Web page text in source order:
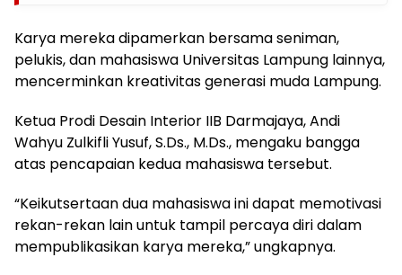
Karya mereka dipamerkan bersama seniman,
pelukis, dan mahasiswa Universitas Lampung lainnya,
mencerminkan kreativitas generasi muda Lampung.
Ketua Prodi Desain Interior IIB Darmajaya, Andi
Wahyu Zulkifli Yusuf, S.Ds., M.Ds., mengaku bangga
atas pencapaian kedua mahasiswa tersebut.
“Keikutsertaan dua mahasiswa ini dapat memotivasi
rekan-rekan lain untuk tampil percaya diri dalam
mempublikasikan karya mereka,” ungkapnya.